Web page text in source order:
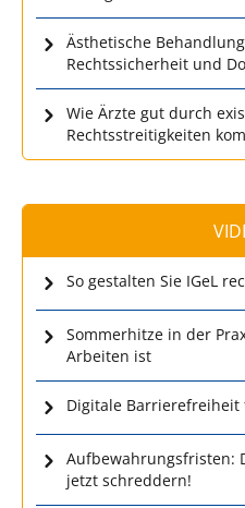
Ästhetische
Rechtssicherheit und
Wie Ärzte gut durch
Rechtsstreitigkeiten
So gestalten Sie IGeL
Sommerhitze in der
Arbeiten ist
Digitale
Aufbewahrungsfristen:
jetzt schreddern!